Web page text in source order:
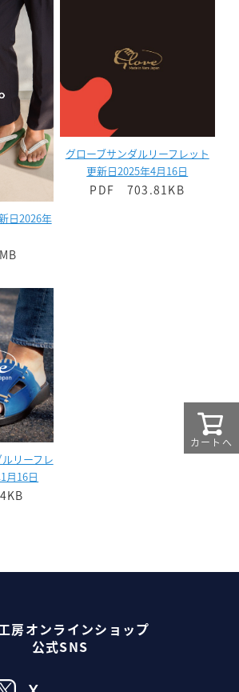
日2026年
グローブサンダルリーフレット
更新日2025年4月16日
PDF 703.81KB
リーフレ
月16日
カートへ
房オンラインショップ
公式SNS